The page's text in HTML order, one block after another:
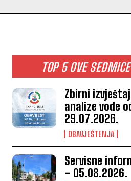
TOP 5 OVE SEDMICE
Zbirni izvještaj
analize vode
29.07.2026.
OBAVJEŠTENJA
Servisne
– 05.08.2026.